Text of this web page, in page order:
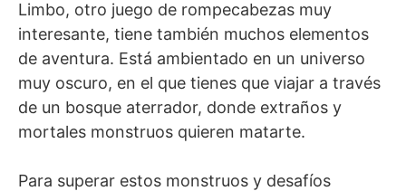
Limbo, otro juego de rompecabezas muy
interesante, tiene también muchos elementos
de aventura. Está ambientado en un universo
muy oscuro, en el que tienes que viajar a través
de un bosque aterrador, donde extraños y
mortales monstruos quieren matarte.
Para superar estos monstruos y desafíos